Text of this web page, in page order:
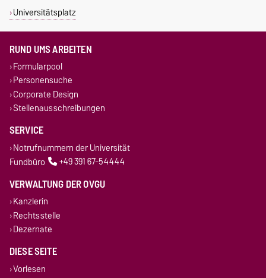
Universitätsplatz
RUND UMS ARBEITEN
Formularpool
Personensuche
Corporate Design
Stellenausschreibungen
SERVICE
Notrufnummern der Universität
Fundbüro
+49 391 67-54444
VERWALTUNG DER OVGU
Kanzlerin
Rechtsstelle
Dezernate
DIESE SEITE
Vorlesen